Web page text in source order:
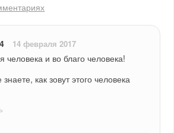
14 февраля 2017
человека и во благо человека!
как зовут этого человека